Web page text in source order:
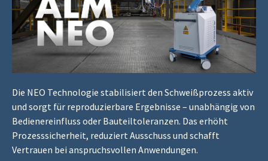
Die NEO Technologie stabilisiert den Schweißprozess aktiv
und sorgt für reproduzierbare Ergebnisse – unabhängig von
Bedienereinfluss oder Bauteiltoleranzen. Das erhöht
Prozesssicherheit, reduziert Ausschuss und schafft
Vertrauen bei anspruchsvollen Anwendungen.